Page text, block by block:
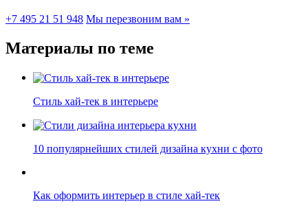
+7 495 21 51 948 Мы перезвоним вам »
Материалы по теме
Стиль хай-тек в интерьере
10 популярнейших стилей дизайна кухни с фото
Как оформить интерьер в стиле хай-тек